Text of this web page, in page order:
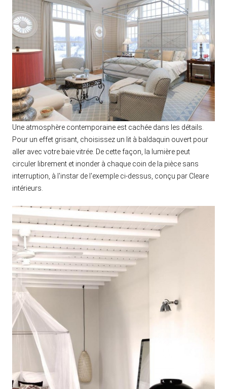
Une atmosphère contemporaine est cachée dans les détails.
Pour un effet grisant, choisissez un lit à baldaquin ouvert pour
aller avec votre baie vitrée. De cette façon, la lumière peut
circuler librement et inonder à chaque coin de la pièce sans
interruption, à l'instar de l'exemple ci-dessus, conçu par Cleare
intérieurs.